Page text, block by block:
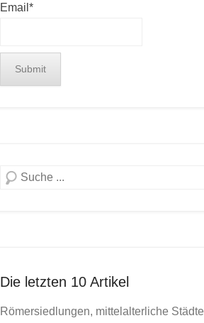
Email*
Search
Die letzten 10 Artikel
Römersiedlungen, mittelalterliche Städte